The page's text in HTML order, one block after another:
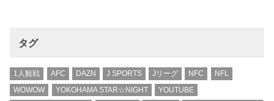
タグ
1人観戦 AFC DAZN J SPORTS Jリーグ NFC
NFL
WOWOW
YOKOHAMA STAR☆NIGHT
YOUTUBE